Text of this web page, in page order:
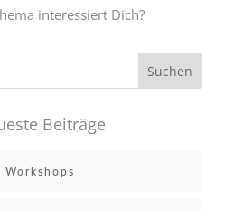
interessiert Dich?
Beiträge
Workshops